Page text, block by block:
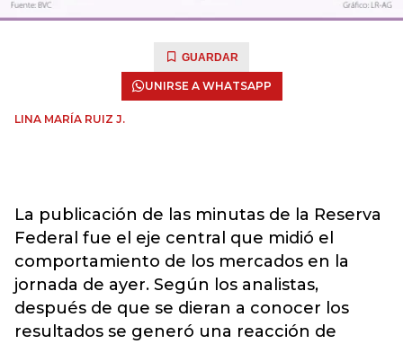
GUARDAR
UNIRSE A WHATSAPP
LINA MARÍA RUIZ J.
La publicación de las minutas de la Reserva
Federal fue el eje central que midió el
comportamiento de los mercados en la
jornada de ayer. Según los analistas,
después de que se dieran a conocer los
resultados se generó una reacción de